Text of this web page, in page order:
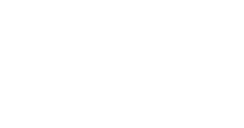
osušky za zálohu), dětský klub (pro děti od 3 do